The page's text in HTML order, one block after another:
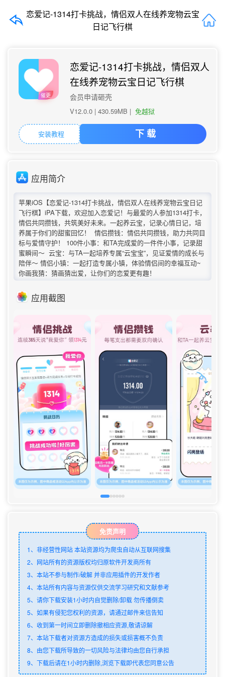
恋爱记-1314打卡挑战，情侣双人在线养宠物云宝
日记飞行棋
催更
恋爱记-1314打卡挑战，情侣双人
在线养宠物云宝日记飞行棋
会员申请砸壳
V12.0.0 | 430.59MB | 免越狱
安装教程 下 载
应用简介
苹果iOS【恋爱记-1314打卡挑战，情侣双人在线养宠物云宝日记
飞行棋】iPA下载，欢迎加入恋爱记！与最爱的人参加1314打卡，
情侣共同攒钱，共筑美好未来。一起养云宝，记录心情日记，培
养属于你们的甜蜜回忆！ 情侣攒钱：情侣共同攒钱，助力共同目
标与爱情守护！ 100件小事：和TA完成爱的一件件小事，记录甜
蜜瞬间～ 云宝：与TA一起培养专属“云宝宝”，见证爱情的成长与
陪伴～ 情侣小镇：一起打造专属小镇，体验情侣间的幸福互动~
你画我猜：猜画猜出爱，让你们的恋爱更有趣！
应用截图
免责声明
1、非经营性网站 本站资源均为爬虫自动从互联网搜集
2、网站所有的资源版权均归原软件开发商所有
3、本站不参与制作/破解 并非应用插件的开发作者
4、本站所有内容与资源仅供交流学习研究和文献参考
5、请你下载安装1小时内自觉删除/卸载 勿传播倒卖
5、如果有侵犯您权利的资源，请通过邮件来信告知
6、收到第一时间立即删除撤相应资源,敬请谅解
7、本站下载者对资源方造成的损失或损害概不负责
8、由您下载所导致的一切风险与法律均由您自行承担
9、下载后请在1小时内删除,浏览下载即代表您同意公告